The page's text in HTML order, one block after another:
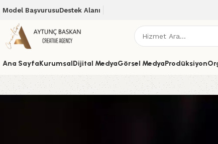
Model BaşvurusuDestek Alanı
Ana SayfaKurumsalDijital MedyaGörsel MedyaProdüksiyon